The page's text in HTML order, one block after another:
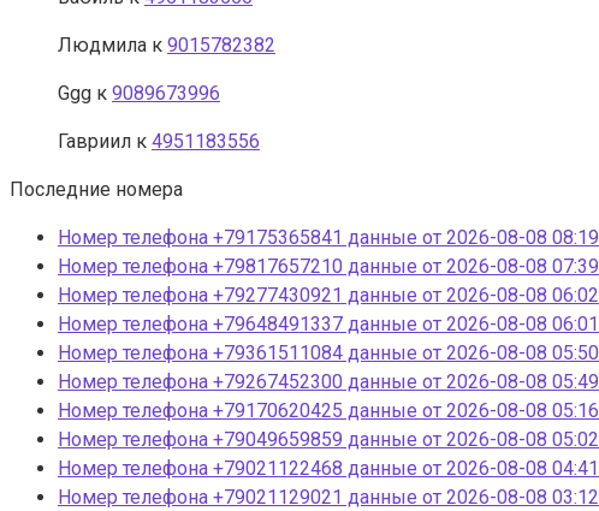
Людмила к 9015782382
Ggg к 9089673996
Гавриил к 4951183556
Последние номера
Номер телефона +79175365841 данные от 2026-08-08 08:19
Номер телефона +79817657210 данные от 2026-08-08 07:39
Номер телефона +79277430921 данные от 2026-08-08 06:02
Номер телефона +79648491337 данные от 2026-08-08 06:01
Номер телефона +79361511084 данные от 2026-08-08 05:50
Номер телефона +79267452300 данные от 2026-08-08 05:49
Номер телефона +79170620425 данные от 2026-08-08 05:16
Номер телефона +79049659859 данные от 2026-08-08 05:02
Номер телефона +79021122468 данные от 2026-08-08 04:41
Номер телефона +79021129021 данные от 2026-08-08 03:12